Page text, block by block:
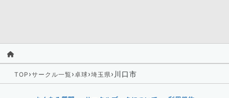
TOP ›サークル一覧›卓球›埼玉県 › 川口市